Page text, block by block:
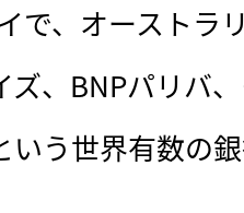
で、オーストラ
、BNPパリバ
いう世界有数の